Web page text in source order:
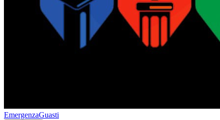
EmergenzaGuasti